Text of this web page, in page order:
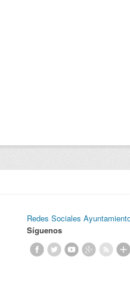
Redes Sociales
Síguenos